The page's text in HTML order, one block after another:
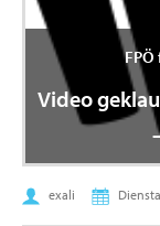
Video
exali